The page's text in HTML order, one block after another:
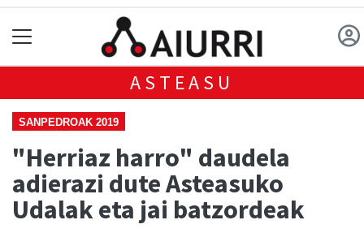
ASTEASU
SANPEDROAK 2019
"Herriaz harro" daudela
adierazi dute Asteasuko
Udalak eta jai batzordeak